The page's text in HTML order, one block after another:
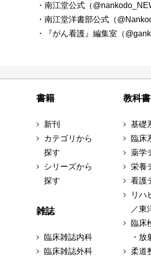
・南江堂公式（
・南江堂洋書部公式（
・『がん看護』編集室（
書籍
新刊
カテゴリから
探す
シリーズから
探す
雑誌
臨床雑誌内科
臨床雑誌外科
教科書
基礎
臨床
薬学
栄養
看護
リハ
／東
臨床
・放
柔道